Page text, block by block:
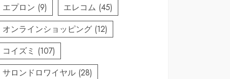
エプロン (9) エレコム (45)
オンラインショッピング (12)
コイズミ (107)
サロンドロワイヤル (28)